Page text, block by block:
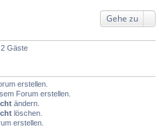
Gehe zu
Gäste
erstellen.
Forum erstellen.
ändern.
löschen.
erstellen.